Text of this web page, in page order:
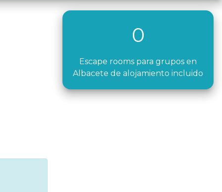
0
Escape rooms para grupos en
Albacete de alojamiento incluido